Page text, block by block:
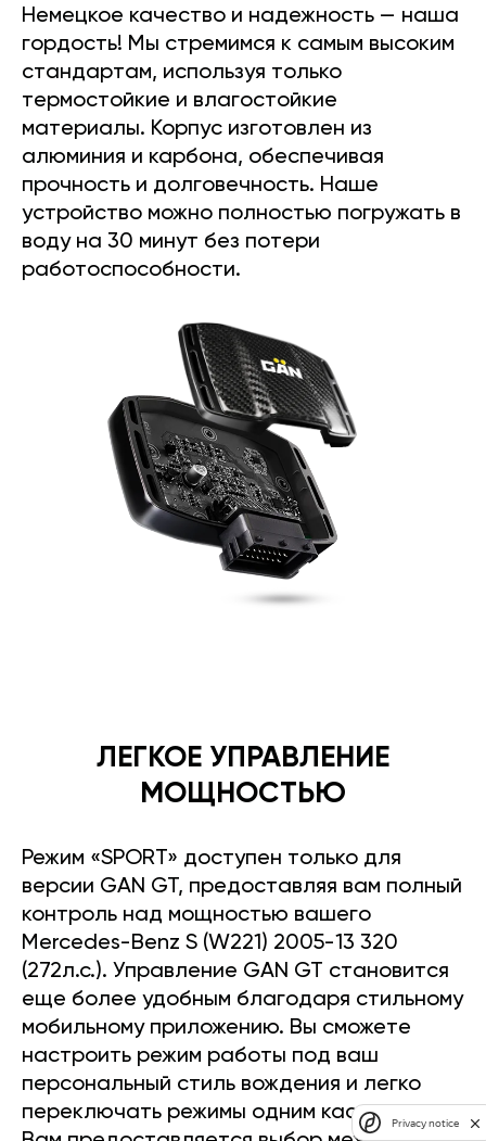
Немецкое качество и надежность — наша
гордость! Мы стремимся к самым высоким
стандартам, используя только
термостойкие и влагостойкие
материалы. Корпус изготовлен из
алюминия и карбона, обеспечивая
прочность и долговечность. Наше
устройство можно полностью погружать в
воду на 30 минут без потери
работоспособности.
ЛЕГКОЕ УПРАВЛЕНИЕ
МОЩНОСТЬЮ
Режим «SPORT» доступен только для
версии GAN GT, предоставляя вам полный
контроль над мощностью вашего
Mercedes-Benz S (W221) 2005-13 320
(272л.с.). Управление GAN GT становится
еще более удобным благодаря стильному
мобильному приложению. Вы сможете
настроить режим работы под ваш
персональный стиль вождения и легко
переключать режимы одним касанием.Privacy notice